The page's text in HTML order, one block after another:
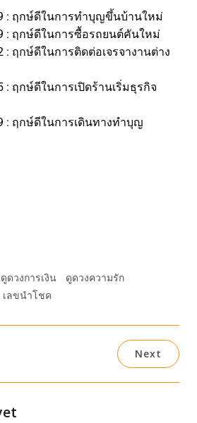
: ฤกษ์ดีในการทำบุญขึ้นบ้านใหม่
: ฤกษ์ดีในการซื้อรถยนต์คันใหม่
: ฤกษ์ดีในการติดต่อเจรจางานต่าง
: ฤกษ์ดีในการเปิดร้านเริ่มธุรกิจ
: ฤกษ์ดีในการเดินทางทำบุญ
ดูดวงการเงิน
ดูดวงความรัก
เลขนำโชค
Next